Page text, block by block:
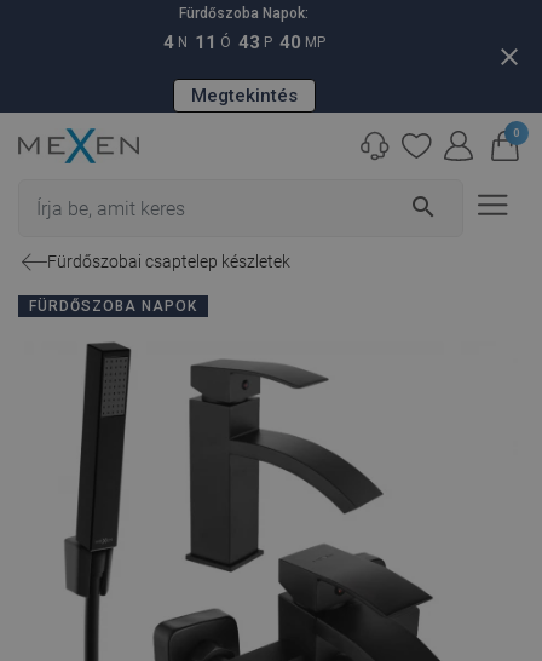
Fürdőszoba Napok:
4 N 11 Ó 43 P 39 MP
Megtekintés
close
search
0
Fürdőszobai csaptelep készletek
FÜRDŐSZOBA NAPOK